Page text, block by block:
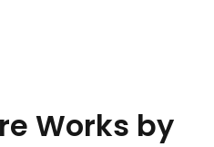
Works by